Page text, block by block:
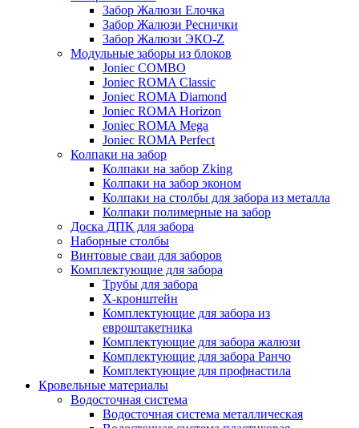
Забор Жалюзи Елочка
Забор Жалюзи Реснички
Забор Жалюзи ЭКО-Z
Модульные заборы из блоков
Joniec COMBO
Joniec ROMA Classic
Joniec ROMA Diamond
Joniec ROMA Horizon
Joniec ROMA Mega
Joniec ROMA Perfect
Колпаки на забор
Колпаки на забор Zking
Колпаки на забор эконом
Колпаки на столбы для забора из металла
Колпаки полимерные на забор
Доска ДПК для забора
Наборные столбы
Винтовые сваи для заборов
Комплектующие для забора
Трубы для забора
Х-кронштейн
Комплектующие для забора из
евроштакетника
Комплектующие для забора жалюзи
Комплектующие для забора Ранчо
Комплектующие для профнастила
Кровельные материалы
Водосточная система
Водосточная система металлическая